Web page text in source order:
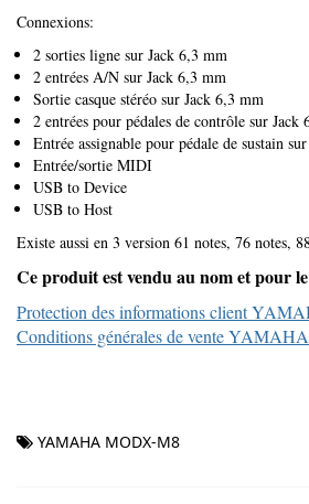
Connexions:
2 sorties ligne sur Jack 6,3 mm
2 entrées A/N sur Jack 6,3 mm
Sortie casque stéréo sur Jack 6,3 mm
2 entrées pour pédales de contrôle sur Jack
Entrée assignable pour pédale de sustain
Entrée/sortie MIDI
USB to Device
USB to Host
Existe aussi en 3 version 61 notes, 76 notes,
Ce produit est vendu au nom et pour
Protection des informations client
Conditions générales de vente YAMAHA
YAMAHA MODX-M8